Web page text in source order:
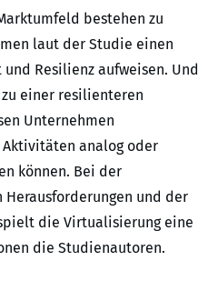
bestehen zu
laut der Studie einen
Resilienz aufweisen. Und
einer resilienteren
Unternehmen
analog oder
können. Bei der
und der
die Virtualisierung eine
die Studienautoren.